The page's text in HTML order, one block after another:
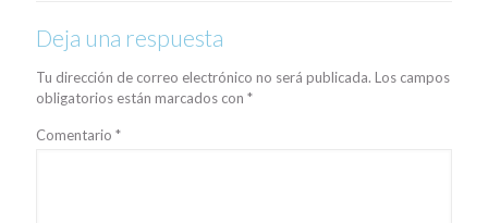
Deja una respuesta
Tu dirección de correo electrónico no será publicada. Los campos
obligatorios están marcados con *
Comentario *